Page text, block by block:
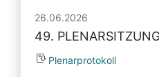
26.06.2026
49.
Plenarprotokoll